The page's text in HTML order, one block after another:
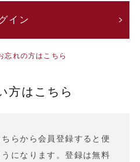
忘れの方はこちら
方はこちら
らから会員登録すると便
になります。登録は無料